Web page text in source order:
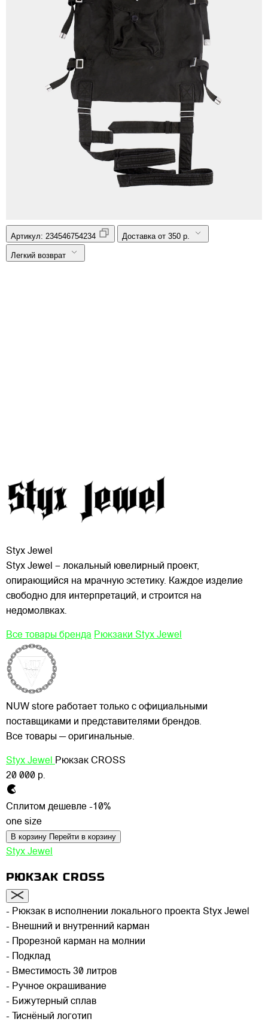
Артикул: 234546754234 Доставка от 350 р.
Легкий возврат
Styx Jewel
Styx Jewel – локальный ювелирный проект,
опирающийся на мрачную эстетику. Каждое изделие
свободно для интерпретаций, и строится на
недомолвках.
Все товары бренда Рюкзаки Styx Jewel
NUW store работает только с официальными
поставщиками и представителями брендов.
Все товары — оригинальные.
Styx Jewel Рюкзак CROSS
20 000 р.
Сплитом дешевле -10%
one size
В корзину Перейти в корзину
Styx Jewel
РЮКЗАК CROSS
- Рюкзак в исполнении локального проекта Styx Jewel
- Внешний и внутренний карман
- Прорезной карман на молнии
- Подклад
- Вместимость 30 литров
- Ручное окрашивание
- Бижутерный сплав
- Тиснёный логотип